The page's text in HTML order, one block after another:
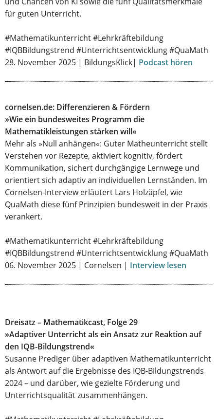
für guten Unterricht.
#Mathematikunterricht #Lehrkräftebildung
#IQBBildungstrend #Unterrichtsentwicklung #QuaMath
28. November 2025 | BildungsKlick| Podcast hören
cornelsen.de: Differenzieren & Fördern
»Wie ein bundesweites Programm die
Mathematikleistungen stärken will«
Mehr als »Null anhängen«: Guter Matheunterricht stellt
Verstehen vor Rezepte, aktiviert kognitiv, fördert
Kommunikation, sichert durchgängige Lernwege und
orientiert sich adaptiv an individuellen Lernständen. Im
Cornelsen-Interview erläutert Lars Holzäpfel, wie
QuaMath diese fünf Prinzipien bundesweit in der Praxis
verankert.
#Mathematikunterricht #Lehrkräftebildung
#IQBBildungstrend #Unterrichtsentwicklung #QuaMath
06. November 2025 | Cornelsen | Interview lesen
Dreisatz – Mathematikcast, Folge 29
»Adaptiver Unterricht als ein Ansatz zur Reaktion auf
den IQB-Bildungstrend«
Susanne Prediger über adaptiven Mathematikunterricht
als Antwort auf die Ergebnisse des IQB-Bildungstrends
2024 – und darüber, wie gezielte Förderung und
Unterrichtsqualität zusammenhängen.